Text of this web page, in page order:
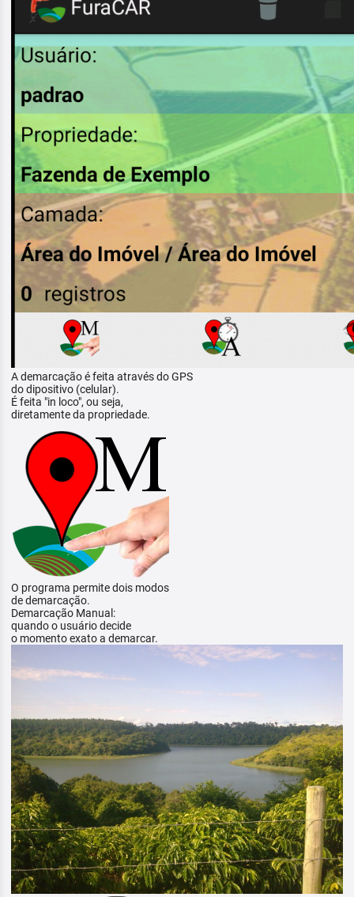
A demarcação é feita através do GPS
do dipositivo (celular).
É feita "in loco", ou seja,
diretamente da propriedade.
O programa permite dois modos
de demarcação.
Demarcação Manual:
quando o usuário decide
o momento exato a demarcar.